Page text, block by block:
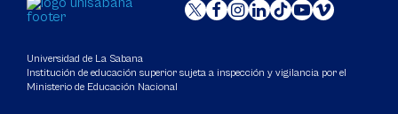
Universidad de La Sabana
Institución de educación superior sujeta a inspección y vigilancia por el
Ministerio de Educación Nacional